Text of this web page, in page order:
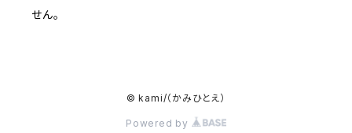
せん。
© kami/（かみひとえ）
Powered by